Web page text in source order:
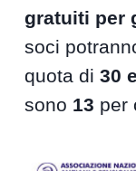
gratuiti per
soci
quota di30
sono 13 per